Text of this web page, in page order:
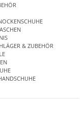
& ZUBEHÖR